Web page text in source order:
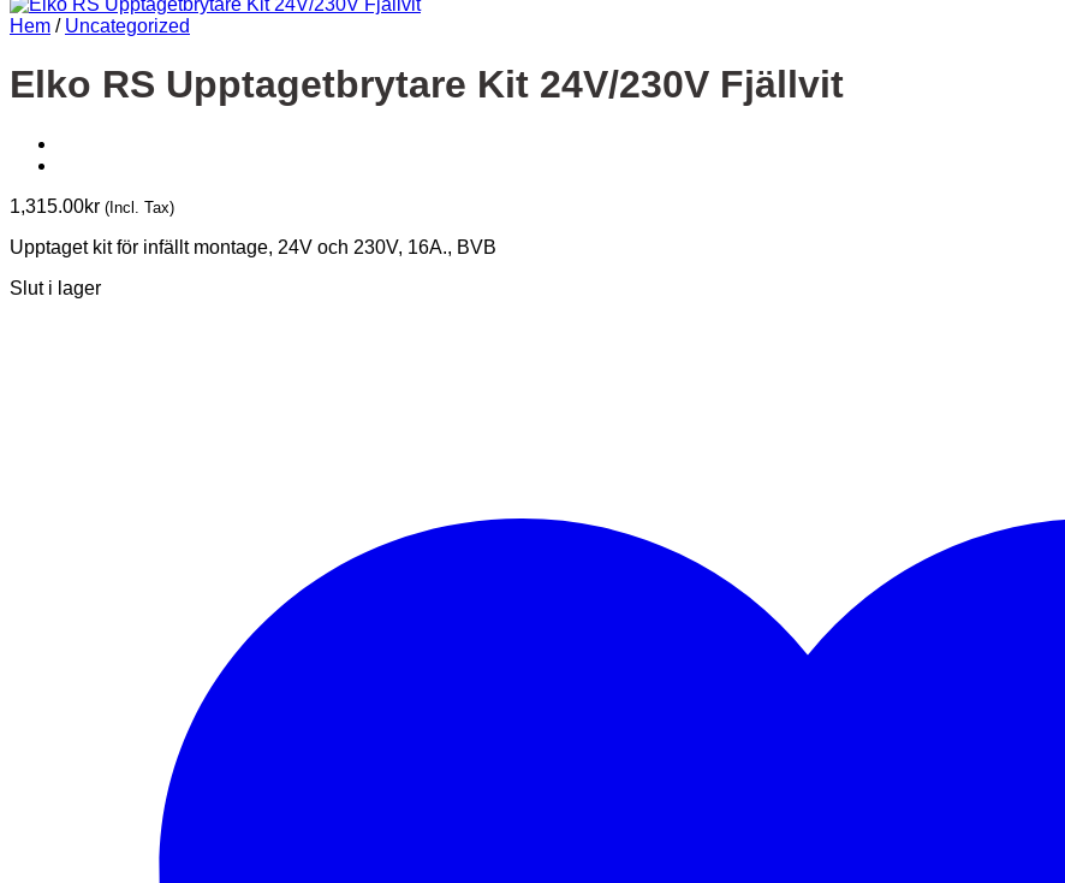
Hem / Uncategorized
Elko RS Upptagetbrytare Kit 24V/230V Fjällvit
1,315.00kr (Incl. Tax)
Upptaget kit för infällt montage, 24V och 230V, 16A., BVB
Slut i lager